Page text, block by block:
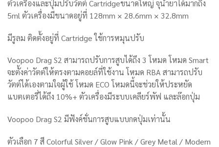
ตัวเครื่องและปุ่มปรับวัตต์ Cartridgeขนาดใหญ่ จุน้ำยาได้มากถึง
5ml ตัวเครื่องมีขนาดอยู่ที่ 128mm × 28.6mm × 32.8mm
มีรูลม ติดตั้งอยู่ที่ Cartridge ใช้การหมุนปรับ
Voopoo Drag S2 สามารถปรับการสูบได้ถึง 3 โหมด โหมด Smart
จะตั้งค่าวัตต์ให้ตรงตามคอยล์ที่ใช้งาน โหมด RBA สามารถปรับ
วัตต์ได้เองตามใจผู้ใช้ โหมด ECO โหมดนี้จะช่วยให้ประหยัด
แบตเตอรี่ได้ถึง 10%+ ตัวเครื่องมีระบบเคลียร์พัฟ และล๊อกปุ่ม
Voopoo Drag S2 มีฟังค์ชั่นการสูบแบบกดปุ่มเท่านั้น
ตัวเลือก 7 สี Colorful Silver / Glow Pink / Grey Metal / Modern